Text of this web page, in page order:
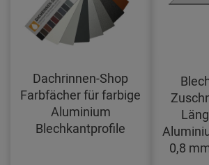
Dachrinnen-Shop
Farbfächer für farbige
Aluminium
Blechkantprofile
0,8